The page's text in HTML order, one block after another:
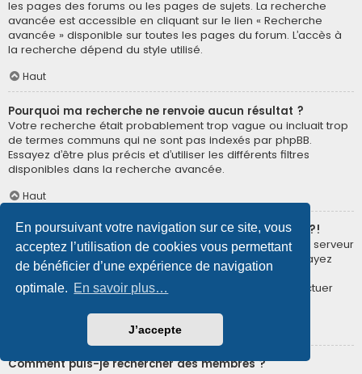
En poursuivant votre navigation sur ce site, vous
acceptez l’utilisation de cookies vous permettant
de bénéficier d’une expérience de navigation
optimale. En savoir plus…
J’accepte
les pages des forums ou les pages de sujets. La recherche
avancée est accessible en cliquant sur le lien « Recherche
avancée » disponible sur toutes les pages du forum. L’accès à
la recherche dépend du style utilisé.
Haut
Pourquoi ma recherche ne renvoie aucun résultat ?
Votre recherche était probablement trop vague ou incluait trop
de termes communs qui ne sont pas indexés par phpBB.
Essayez d’être plus précis et d’utiliser les différents filtres
disponibles dans la recherche avancée.
Haut
Pourquoi ma recherche renvoie à une page blanche ?!
Votre recherche a renvoyé trop de résultats pour que le serveur
puisse les afficher. Utilisez la recherche avancée et essayez
d’être plus précis dans les termes employés et dans la
sélection des forums dans lesquels vous souhaitez effectuer
Comment puis-je rechercher des membres ?